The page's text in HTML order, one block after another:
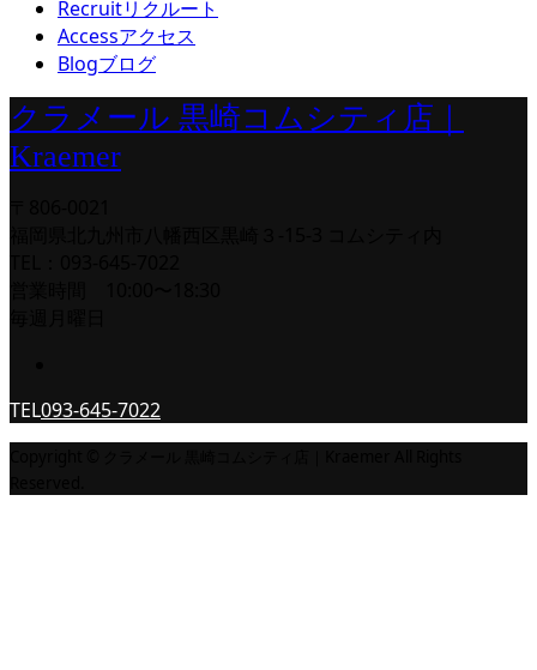
Recruitリクルート
Accessアクセス
Blogブログ
クラメール 黒崎コムシティ店｜
Kraemer
TEL093-645-7022